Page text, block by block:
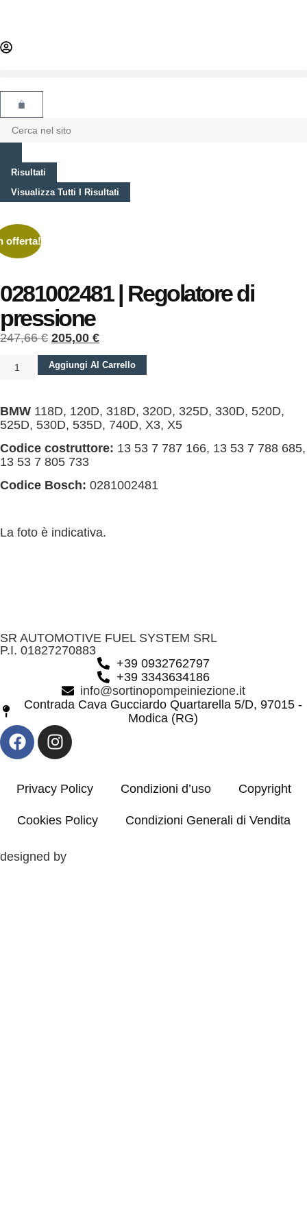
Risultati
Visualizza Tutti I Risultati
offerta!
0281002481 | Regolatore di
pressione
247,66€ 205,00 €
Aggiungi Al Carrello
BMW 118D, 120D, 318D, 320D, 325D, 330D, 520D,
525D, 530D, 535D, 740D, X3, X5
Codice costruttore: 13 53 7 787 166, 13 53 7 788 685,
13 53 7 805 733
Codice Bosch: 0281002481
La foto è indicativa.
SR AUTOMOTIVE FUEL SYSTEM SRL
P.I. 01827270883
+39 0932762797
+39 3343634186
info@sortinopompeiniezione.it
Contrada Cava Gucciardo Quartarella 5/D, 97015 -
Modica (RG)
Privacy Policy Condizioni d’uso Copyright
Cookies Policy Condizioni Generali di Vendita
designed by